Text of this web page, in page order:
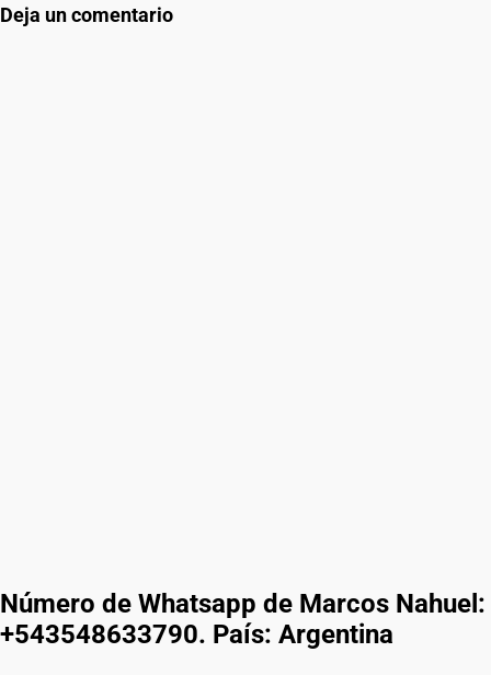
Deja un comentario
Número de Whatsapp de Marcos Nahuel:
+543548633790. País: Argentina